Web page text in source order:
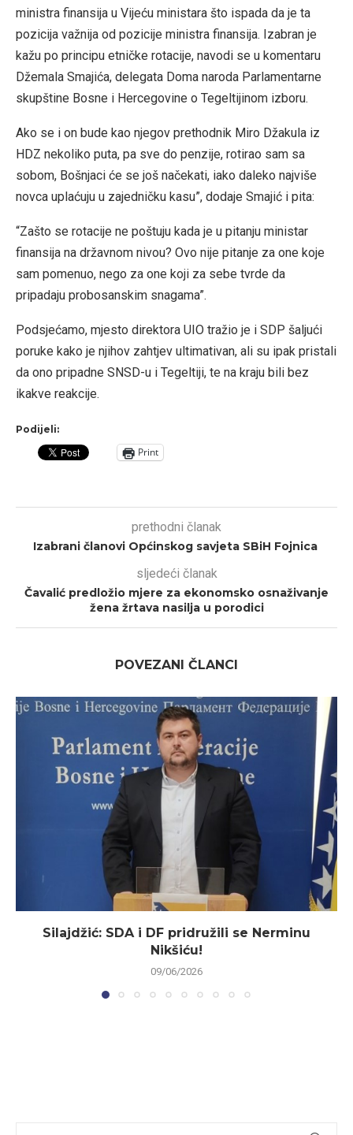
ministra finansija u Vijeću ministara što ispada da je ta
pozicija važnija od pozicije ministra finansija. Izabran je
kažu po principu etničke rotacije, navodi se u komentaru
Džemala Smajića, delegata Doma naroda Parlamentarne
skupštine Bosne i Hercegovine o Tegeltijinom izboru.
Ako se i on bude kao njegov prethodnik Miro Džakula iz
HDZ nekoliko puta, pa sve do penzije, rotirao sam sa
sobom, Bošnjaci će se još načekati, iako daleko najviše
novca uplaćuju u zajedničku kasu”, dodaje Smajić i pita:
“Zašto se rotacije ne poštuju kada je u pitanju ministar
finansija na državnom nivou? Ovo nije pitanje za one koje
sam pomenuo, nego za one koji za sebe tvrde da
pripadaju probosanskim snagama”.
Podsjećamo, mjesto direktora UIO tražio je i SDP šaljući
poruke kako je njihov zahtjev ultimativan, ali su ipak pristali
da ono pripadne SNSD-u i Tegeltiji, te na kraju bili bez
ikakve reakcije.
Podijeli:
Print
prethodni članak
Izabrani članovi Općinskog savjeta SBiH Fojnica
sljedeći članak
Čavalić predložio mjere za ekonomsko osnaživanje
žena žrtava nasilja u porodici
POVEZANI ČLANCI
Silajdžić: SDA i DF pridružili se Nerminu
Nikšiću!
09/06/2026